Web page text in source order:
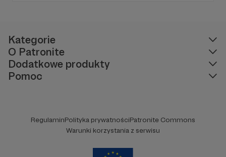
Kategorie
O Patronite
Dodatkowe produkty
Pomoc
RegulaminPolityka prywatnościPatronite Commons
Warunki korzystania z serwisu